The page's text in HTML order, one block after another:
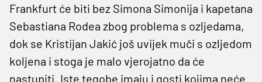
Frankfurt će biti bez Simona Simonija i kapetana
Sebastiana Rodea zbog problema s ozljedama,
dok se Kristijan Jakić još uvijek muči s ozljedom
koljena i stoga je malo vjerojatno da će
nastupiti. Iste tegobe imaju i gosti kojima neće